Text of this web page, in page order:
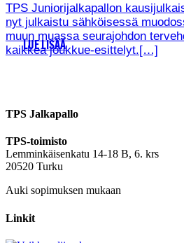
TPS Juniorijalkapallon
nyt julkaistu sähköisessä
muun muassa seurajohdon
kaikkea joukkue-esittelyt.[…]
LUE LISÄÄ
TPS Jalkapallo
TPS-toimisto
Lemminkäisenkatu 14-18 B, 6. krs
20520 Turku
Auki sopimuksen mukaan
Linkit